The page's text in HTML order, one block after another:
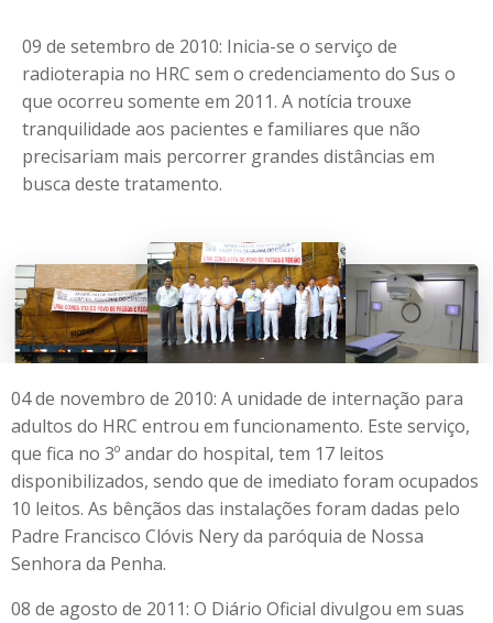
09 de setembro de 2010: Inicia-se o serviço de
radioterapia no HRC sem o credenciamento do Sus o
que ocorreu somente em 2011. A notícia trouxe
tranquilidade aos pacientes e familiares que não
precisariam mais percorrer grandes distâncias em
busca deste tratamento.
04 de novembro de 2010: A unidade de internação para
adultos do HRC entrou em funcionamento. Este serviço,
que fica no 3º andar do hospital, tem 17 leitos
disponibilizados, sendo que de imediato foram ocupados
10 leitos. As bênçãos das instalações foram dadas pelo
Padre Francisco Clóvis Nery da paróquia de Nossa
Senhora da Penha.
08 de agosto de 2011: O Diário Oficial divulgou em suas